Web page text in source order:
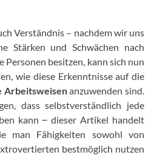
Verständnis – nachdem wir uns
Stärken und Schwächen nach
Personen besitzen, kann sich nun
wie diese Erkenntnisse auf die
Arbeitsweisenanzuwenden sind.
dass selbstverständlich jede
kann ‒ dieser Artikel handelt
man Fähigkeiten sowohl von
bestmöglich nutzen